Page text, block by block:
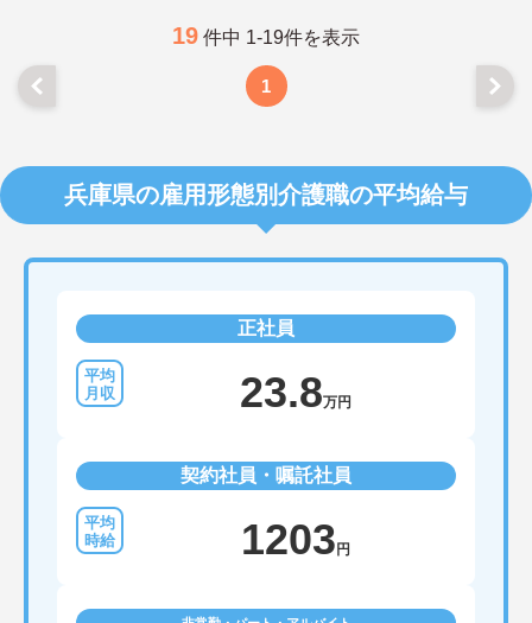
ティータイムを楽しむことも可能◎
ご興味がある方は是非一度マイナビまでお問合せく
19 件中 1-19件を表示
1
兵庫県の雇用形態別介護職の平均給与
正社員
23.8万円
契約社員・嘱託社員
1203円